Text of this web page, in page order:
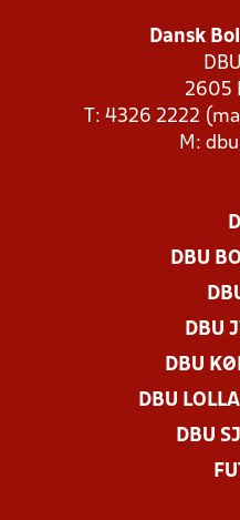
Dansk
2605
T: 4326 2222
M:
DBU
DBU
DBU
DBU
DBU